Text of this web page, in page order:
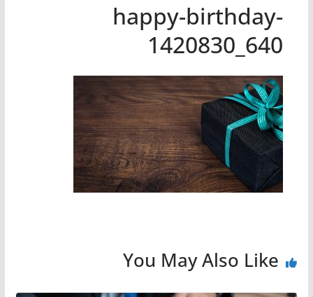
happy-birthday-
1420830_640
You May Also Like